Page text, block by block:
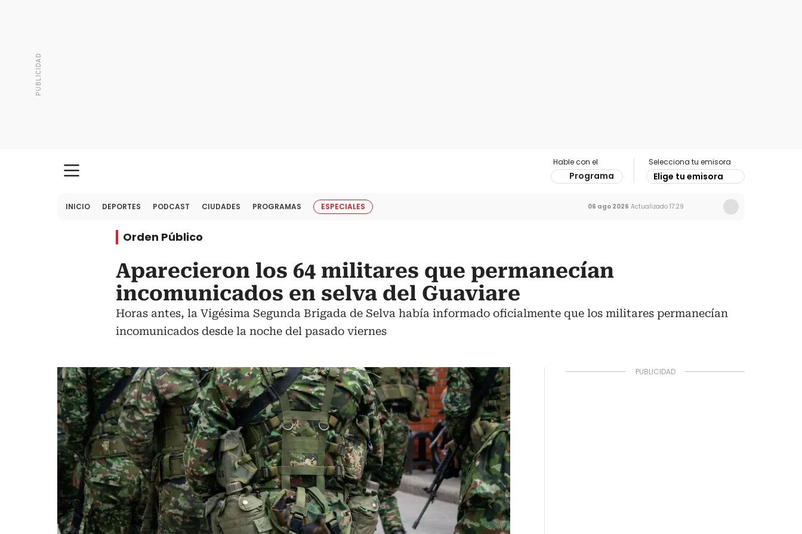
Hable con el
Programa
Selecciona tu emisora
Elige tu emisora
INICIO DEPORTES PODCAST CIUDADES PROGRAMAS ESPECIALES 06 ago 2026 Actualizado 17:29
Orden Público
Aparecieron los 64 militares que permanecían
incomunicados en selva del Guaviare
Horas antes, la Vigésima Segunda Brigada de Selva había informado oficialmente que los militares permanecían
incomunicados desde la noche del pasado viernes